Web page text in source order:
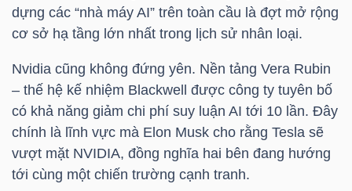
dựng các “nhà máy AI” trên toàn cầu là đợt mở rộng
cơ sở hạ tầng lớn nhất trong lịch sử nhân loại.
Nvidia cũng không đứng yên. Nền tảng Vera Rubin
– thế hệ kế nhiệm Blackwell được công ty tuyên bố
có khả năng giảm chi phí suy luận AI tới 10 lần. Đây
chính là lĩnh vực mà Elon Musk cho rằng Tesla sẽ
vượt mặt NVIDIA, đồng nghĩa hai bên đang hướng
tới cùng một chiến trường cạnh tranh.
CÔNG
NGHỆ
THÔNG
TIN